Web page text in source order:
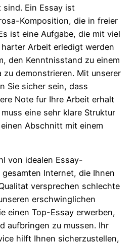
Ein Essay ist
Komposition, die in freier
ist eine Aufgabe, die mit viel
Arbeit erledigt werden
den Kenntnisstand zu einem
zu demonstrieren. Mit unserer
Sie sicher sein, dass
Note fur Ihre Arbeit erhalt
eine sehr klare Struktur
Abschnitt mit einem
von idealen Essay-
Internet, die Ihnen
versprechen schlechte
erschwinglichen
einen Top-Essay erwerben,
aufbringen zu mussen. Ihr
hilft Ihnen sicherzustellen,